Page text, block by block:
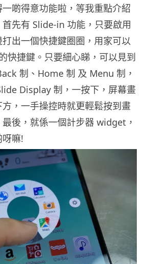
啲得意功能啦，等我重點介紹
先有 Slide-in 功能，只要啟用
出一個快捷鍵圈圈，用家可以
快捷鍵。只要細心睇，可以見到
制、Home 制 及 Menu 制，
Display 制，一按下，屏幕畫
，一手操控時就更輕鬆按到畫
後，就係一個計步器 widget，
嘛!